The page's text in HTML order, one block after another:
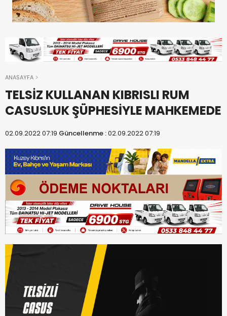
ANASAYFA
TELSİZ KULLANAN KIBRISLI RUM
CASUSLUK ŞÜPHESİYLE MAHKEMEDE
02.09.2022 07:19 Güncellenme :02.09.2022 07:19